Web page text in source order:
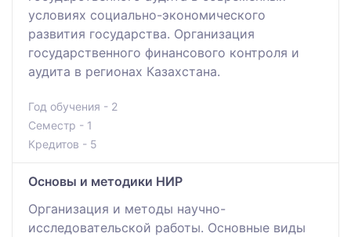
условиях социально-экономического
развития государства. Организация
государственного финансового контроля и
аудита в регионах Казахстана.
Год обучения - 2
Семестр - 1
Кредитов - 5
Основы и методики НИР
Организация и методы научно-
исследовательской работы. Основные виды